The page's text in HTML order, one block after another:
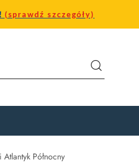
(sprawdź szczegóły)
Północny